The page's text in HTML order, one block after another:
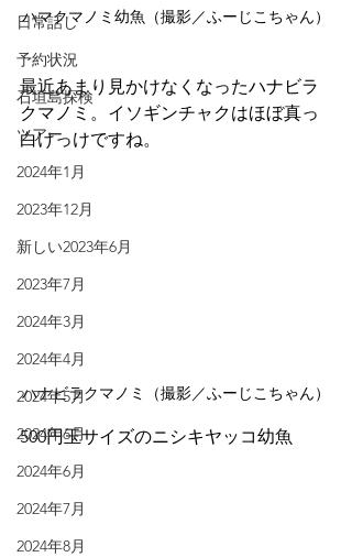
日常話し
予約状況
石垣島探検
ツアー
2024年1月
2023年12月
新しい2023年6月
2023年7月
2024年3月
2024年4月
2024年5月
2024年6月
2024年6月
2024年7月
2024年8月
ハマクマノミ幼魚（撮影／ふーじこちゃん）
最近あまり見かけなくなったハナビラ
クマノミ。イソギンチャクはほぼ真っ
白けっけですね。
ハナビラクマノミ（撮影／ふーじこちゃん）
500円玉サイズのニシキヤッコ幼魚